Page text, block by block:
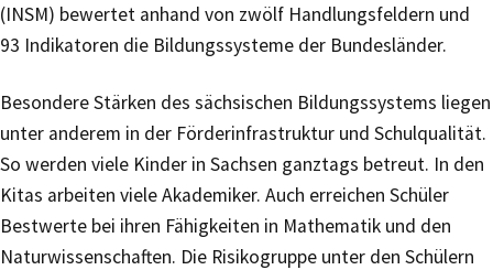
(INSM) bewertet anhand von zwölf Handlungsfeldern und
93 Indikatoren die Bildungssysteme der Bundesländer.
Besondere Stärken des sächsischen Bildungssystems liegen
unter anderem in der Förderinfrastruktur und Schulqualität.
So werden viele Kinder in Sachsen ganztags betreut. In den
Kitas arbeiten viele Akademiker. Auch erreichen Schüler
Bestwerte bei ihren Fähigkeiten in Mathematik und den
Naturwissenschaften. Die Risikogruppe unter den Schülern